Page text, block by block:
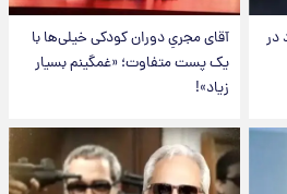
در
آقای مجریِ دوران کودکی خیلی‌ها با
یک پست متفاوت؛ «غمگینم بسیار
زیاد»!